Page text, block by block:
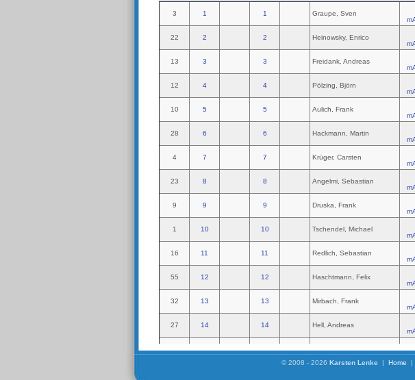
© 2008 - 2026 Karsten Lenke | Home |